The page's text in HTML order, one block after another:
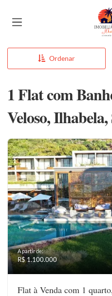
Ordenar
1 Flat com
Veloso, Ilhabela,
A partir de:
R$ 1.100.000
Flat à Venda com 1